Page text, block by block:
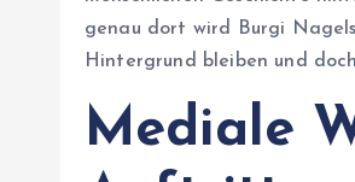
genau dort wird Burgi
Hintergrund bleiben und
Mediale